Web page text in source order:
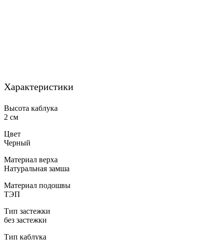
Характеристики
Высота каблука
2 см
Цвет
Черный
Материал верха
Натуральная замша
Материал подошвы
ТЭП
Тип застежки
без застежки
Тип каблука